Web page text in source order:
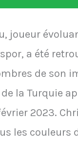
joueur
a été
de son
la Turquie
2023.
les couleurs